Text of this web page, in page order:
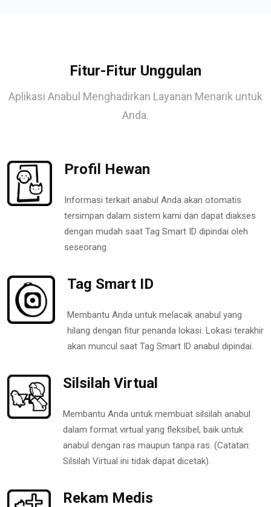
Fitur-Fitur Unggulan
Aplikasi Anabul Menghadirkan Layanan Menarik untuk
Anda.
Profil Hewan
Informasi terkait anabul Anda akan otomatis
tersimpan dalam sistem kami dan dapat diakses
dengan mudah saat Tag Smart ID dipindai oleh
seseorang.
Tag Smart ID
Membantu Anda untuk melacak anabul yang
hilang dengan fitur penanda lokasi. Lokasi terakhir
akan muncul saat Tag Smart ID anabul dipindai.
Silsilah Virtual
Membantu Anda untuk membuat silsilah anabul
dalam format virtual yang fleksibel, baik untuk
anabul dengan ras maupun tanpa ras. (Catatan:
Silsilah Virtual ini tidak dapat dicetak).
Rekam Medis